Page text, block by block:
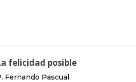
felicidad posible
Fernando Pascual